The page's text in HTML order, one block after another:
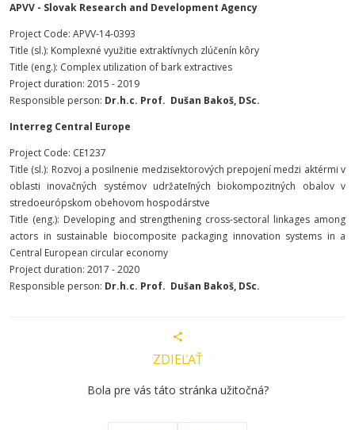
APVV - Slovak Research and Development Agency
Project Code: APVV-14-0393
Title (sl.): Komplexné využitie extraktívnych zlúčenín kôry
Title (eng.): Complex utilization of bark extractives
Project duration: 2015 - 2019
Responsible person: Dr.h.c. Prof. Dušan Bakoš, DSc.
Interreg Central Europe
Project Code: CE1237
Title (sl.): Rozvoj a posilnenie medzisektorových prepojení medzi aktérmi v
oblasti inovačných systémov udržateľných biokompozitných obalov v
stredoeurópskom obehovom hospodárstve
Title (eng.): Developing and strengthening cross-sectoral linkages among
actors in sustainable biocomposite packaging innovation systems in a
Central European circular economy
Project duration: 2017 - 2020
Responsible person: Dr.h.c. Prof. Dušan Bakoš, DSc.
ZDIEĽAŤ
Bola pre vás táto stránka užitočná?